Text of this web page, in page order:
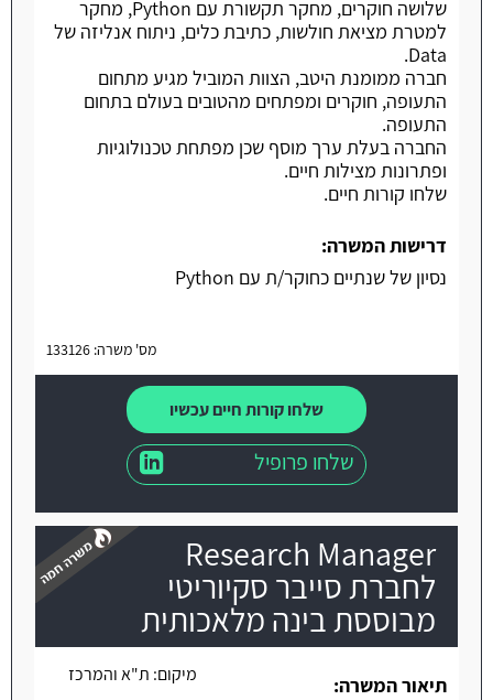
שלושה חוקרים, מחקר תקשורת עם Python, מחקר
למטרת מציאת חולשות, כתיבת כלים, ניתוח אנליזה של
Data.
חברה ממומנת היטב, הצוות המוביל מגיע מתחום
התעופה, חוקרים ומפתחים מהטובים בעולם בתחום
התעופה.
החברה בעלת ערך מוסף שכן מפתחת טכנולוגיות
ופתרונות מצילות חיים.
שלחו קורות חיים.
דרישות המשרה:
נסיון של שנתיים כחוקר/ת עם Python
מס' משרה: 133126
שלחו קורות חיים עכשיו
שלחו פרופיל
Research Manager
לחברת סייבר סקיוריטי
מבוססת בינה מלאכותית
משרה חמה
מיקום: ת"א והמרכז
תיאור המשרה: